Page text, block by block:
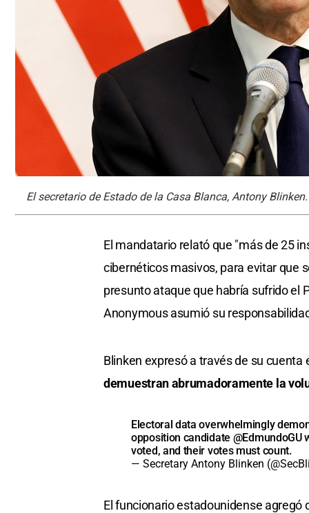
El secretario de Estado de la Casa Blanca, Antony
El mandatario relató que "más de 25
cibernéticos masivos, para evitar que
presunto ataque que habría sufrido el
Anonymous asumió su
Blinken expresó a través de su
demuestran abrumadoramente la
Electoral data overwhelmingly
opposition candidate @EdmundoGU
voted, and their votes must count.
— Secretary Antony Blinken
El funcionario estadounidense